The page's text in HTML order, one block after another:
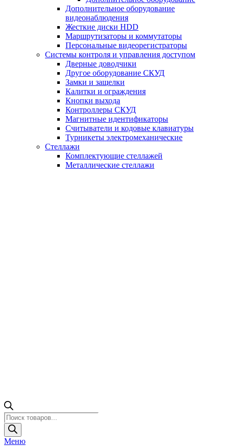
Дополнительное оборудование
видеонаблюдения
Жесткие диски HDD
Маршрутизаторы и коммутаторы
Персональные видеорегистраторы
Системы контроля и управления доступом
Дверные доводчики
Другое оборудование СКУД
Замки и защелки
Калитки и ограждения
Кнопки выхода
Контроллеры СКУД
Магнитные идентификаторы
Считыватели и кодовые клавиатуры
Турникеты электромеханические
Стеллажи
Комплектующие стеллажей
Металлические стеллажи
Поиск
товаров
Меню